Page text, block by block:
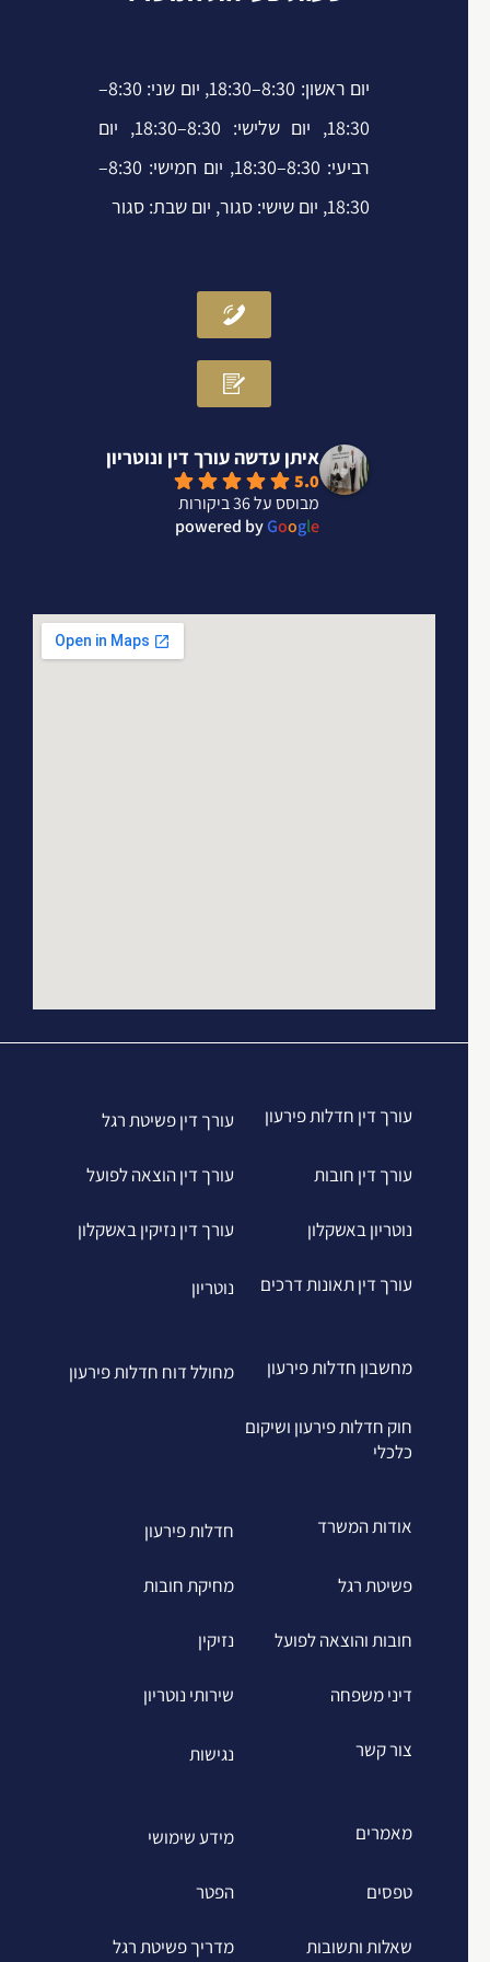
f
n
i
n
איתן עדשה עורך דין ונוטריון
5.0
מבוסס על 36 ביקורות
powered byGoogl
יום ראשון: 8:30–18:30, יום שני: 8:30–
18:30, יום שלישי: 8:30–18:30, יום
רביעי: 8:30–18:30, יום חמישי: 8:30–
18:30, יום שישי: סגור, יום שבת: סגור
עורך דין חדלות פירעון עורך דין פשיטת רגל
עורך דין חובות עורך דין הוצאה לפועל
נוטריון באשקלון עורך דין נזיקין באשקלון
עורך דין תאונות דרכים נוטריון
מחשבון חדלות פירעון מחולל דוח חדלות פירעון
חוק חדלות פירעון ושיקום
כלכלי
אודות המשרד חדלות פירעון
פשיטת רגל מחיקת חובות
חובות והוצאה לפועל נזיקין
דיני משפחה שירותי נוטריון
צור קשר נגישות
מאמרים מידע שימושי
טפסים הפטר
שאלות ותשובות מדריך פשיטת רגל